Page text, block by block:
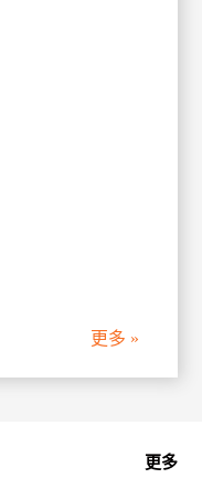
更多 »
更多